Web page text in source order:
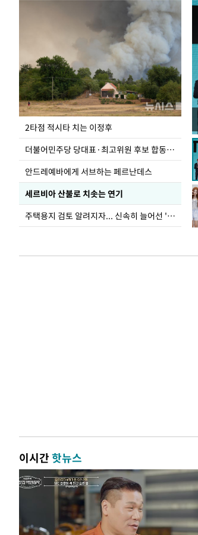
2타점 적시타 치는 이정후
더불어민주당 당대표·최고위원 후보 합동연설회
안드레예바에게 서브하는 페르난데스
세르비아 산불로 치솟는 연기
주택용지 검토 알려지자... 신속히 늘어선 '근조화환'
이시간핫뉴스